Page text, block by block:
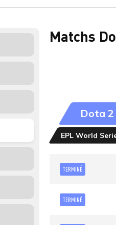
Matchs
Dota 2
EPL World
TERMINÉ
TERMINÉ